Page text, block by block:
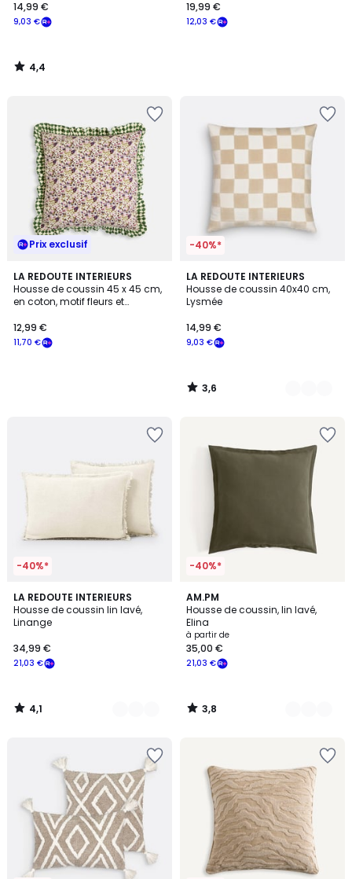
9,03 €
14,99 €
4,4
/
12,03 €
19,99 €
Prix exclusif
LA REDOUTE INTERIEURS
Housse de coussin 45 x 45 cm,
en coton, motif fleurs et
11,70 €
12,99 €
-40%*
LA REDOUTE INTERIEURS
Housse de coussin 40x40 cm,
Lysmée
9,03 €
14,99 €
3,6
/ 5
3
Couleurs
3,6
/
-40%*
LA REDOUTE INTERIEURS
Housse de coussin lin lavé,
Linange
21,03 €
34,99 €
4,1
/ 5
5
Couleurs
4,1
/
-40%*
AM.PM
Housse de coussin, lin lavé,
Elina
à partir de
21,03 €
35,00 €
3,8
/ 5
12
Couleurs
3,8
/